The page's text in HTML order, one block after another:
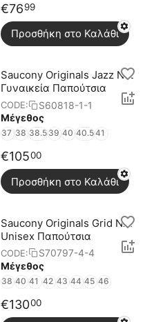
€7699
Προσθήκη στο Καλάθι
Saucony Originals Jazz Nxt
Γυναικεία Παπούτσια
CODE:
S60818-1-1
Μέγεθος
37 38 38.5 39 40 40.541
€10500
Προσθήκη στο Καλάθι
Saucony Originals Grid Nxt
Unisex Παπούτσια
CODE:
S70797-4-4
Μέγεθος
38 40 41 42 43 44 45 46
€13000